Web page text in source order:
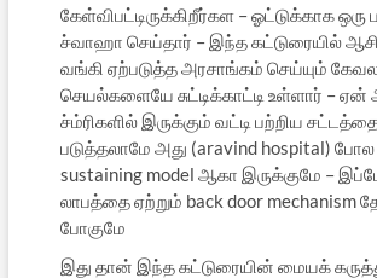
கேள்விபட்டிருக்கிறீர்கள – ஓட்டுக்காக ஒரு
ச்வாஹா செய்தார் – இந்த கட்டுரையில்
வங்கி ஏற்படுத்த அரசாங்கம் செய்யும்
செயல்களையே சுட்டிக்காட்டி உள்ளார் –
ச்ம்ரிகளில் இருக்கும் வட்டி பற்றிய
படுத்தலாமே அது (aravind hospital) போல
sustaining model ஆகா இருக்குமே –
லாபத்தை ஏற்றும் back door
போகுமே
இது தான் இந்த கட்டுரையின் மையக்